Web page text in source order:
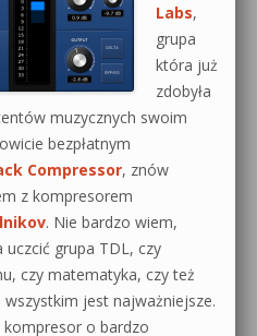
Labs,
grupa
która już
zdobyła
muzycznych swoim
bezpłatnym
Compressor, znów
z kompresorem
. Nie bardzo wiem,
uczcić grupa TDL, czy
czy matematyka, czy też
jest najważniejsze.
o bardzo